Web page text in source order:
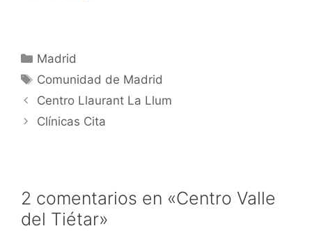
Categorías
Madrid
Etiquetas
Comunidad de Madrid
Centro Llaurant La Llum
Clínicas Cita
2 comentarios en «Centro Valle
del Tiétar»